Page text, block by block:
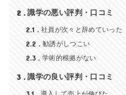
2 識学の悪い評判・口コミ
2.1 社員が次々と辞めていった
2.2 勧誘がしつこい
2.3 学術的根拠がない
3 識学の良い評判・口コミ